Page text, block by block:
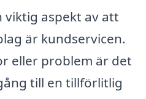
viktig aspekt av att
är kundservicen.
eller problem är det
till en tillförlitlig